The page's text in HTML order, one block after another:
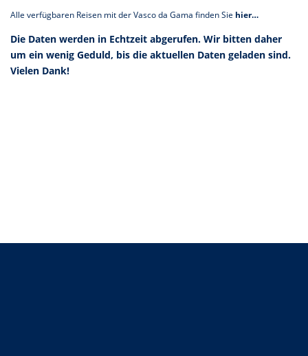
Alle verfügbaren Reisen mit der Vasco da Gama finden Sie hier…
Die Daten werden in Echtzeit abgerufen. Wir bitten daher
um ein wenig Geduld, bis die aktuellen Daten geladen sind.
Vielen Dank!